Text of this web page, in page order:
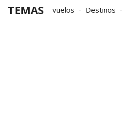
TEMAS vuelos Destinos